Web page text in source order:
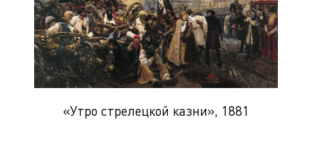
«Утро стрелецкой казни», 1881